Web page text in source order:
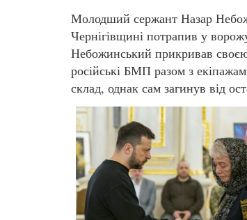
Молодший сержант Назар
Чернігівщині потрапив у
Небожинський прикривав
російські БМП разом з
склад, однак сам загинув від